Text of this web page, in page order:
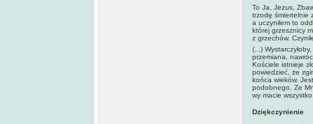
To Ja, Jezus,
trzodę śmiertelnie
a uczyniłem to
której grzesznicy
z grzechów.
(...)
przemiana,
Kościele istnieje
powiedzieć, że
końca wieków.
podobnego. Ze
wy macie
Dziękczynienie